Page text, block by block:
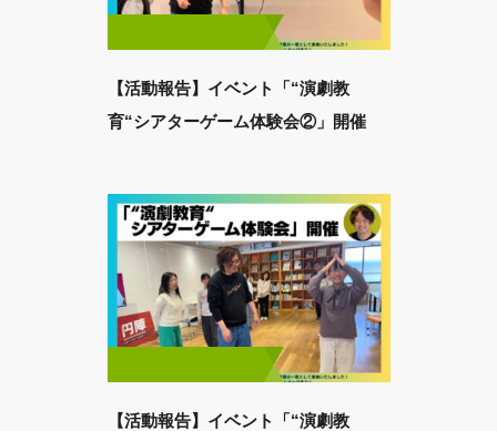
【活動報告】イベント「“演劇教
育“シアターゲーム体験会②」開催
【活動報告】イベント「“演劇教